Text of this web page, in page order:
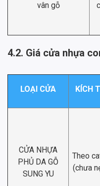
vân gỗ
4.2. Giá cửa nhựa
LOẠI CỬA KÍCH
CỬA NHỰA
PHỦ DA GỖ
SUNG YU
Theo
(chưa